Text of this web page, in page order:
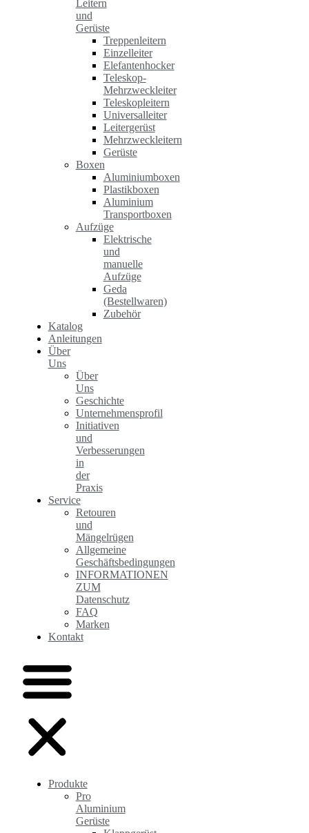
Leitern
und
Gerüste
Treppenleitern
Einzelleiter
Elefantenhocker
Teleskop-
Mehrzweckleiter
Teleskopleitern
Universalleiter
Leitergerüst
Mehrzweckleitern
Gerüste
Boxen
Aluminiumboxen
Plastikboxen
Aluminium
Transportboxen
Aufzüge
Elektrische
und
manuelle
Aufzüge
Geda
(Bestellwaren)
Zubehör
Katalog
Anleitungen
Über
Uns
Über
Uns
Geschichte
Unternehmensprofil
Initiativen
und
Verbesserungen
in
der
Praxis
Service
Retouren
und
Mängelrügen
Allgemeine
Geschäftsbedingungen
INFORMATIONEN
ZUM
Datenschutz
FAQ
Marken
Kontakt
Produkte
Pro
Aluminium
Gerüste